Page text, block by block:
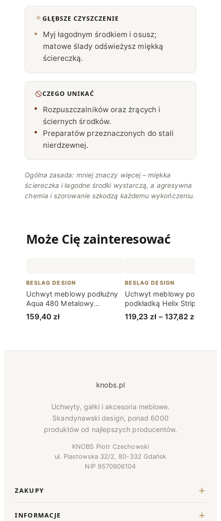
GŁĘBSZE CZYSZCZENIE
Myj łagodnym środkiem i osusz;
matowe ślady odświeżysz miękką
ściereczką.
CZEGO UNIKAĆ
Rozpuszczalników oraz żrących i
ściernych środków.
Preparatów przeznaczonych do stali
nierdzewnej.
Ogólna zasada: mniej znaczy więcej – miękka
ściereczka i łagodne środki wystarczą, a agresywna
chemia i szorowanie szkodzą każdemu wykończeniu.
Może Cię zainteresować
BESLAG DESIGN
Uchwyt meblowy podłużny
Aqua 480 Metalowy
Kremowy
159,40zł
BESLAG DESIGN
Uchwyt meblowy podłużny
podkładką Helix Stripe 128
119,23zł – 137,82zł
knobs.pl
Uchwyty, gałki i akcesoria meblowe.
Skandynawski design, ponad 6000
produktów od najlepszych producentów.
KNOBS Piotr Czechowski
ul. Piastowska 32/2, 80-332 Gdańsk
NIP 9570906104
ZAKUPY
INFORMACJE